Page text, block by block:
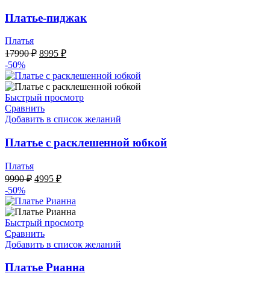
Платье-пиджак
Платья
17990₽ Первоначальная
составляла
17990 ₽.
8995 ₽Текущая
8995 ₽.
-50%
Быстрый просмотр
Сравнить
Добавить в список желаний
Платье с расклешенной юбкой
Платья
9990₽ Первоначальная
составляла
9990 ₽.
4995 ₽Текущая
4995 ₽.
-50%
Быстрый просмотр
Сравнить
Добавить в список желаний
Платье Рианна